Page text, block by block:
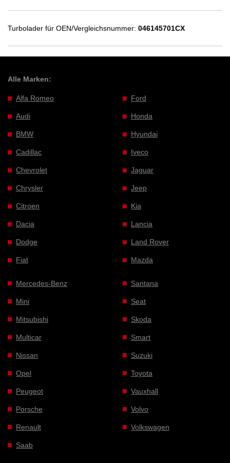
Turbolader für OEN/Vergleichsnummer: 046145701CX
Alle Marken:
Alfa Romeo
Audi
BMW
Cadillac
Chevrolet
Chrysler
Citroen
Dacia
Dodge
Fiat
Ford
Honda
Hyundai
Iveco
Jaguar
Jeep
Kia
Lancia
Land Rover
Mazda
Mercedes-Benz
Mini
Mitsubishi
Multicar
Nissan
Opel
Peugeot
Porsche
Renault
Saab
Santana
Seat
Skoda
Smart
Suzuki
Toyota
Vauxhall
Volvo
Volkswagen